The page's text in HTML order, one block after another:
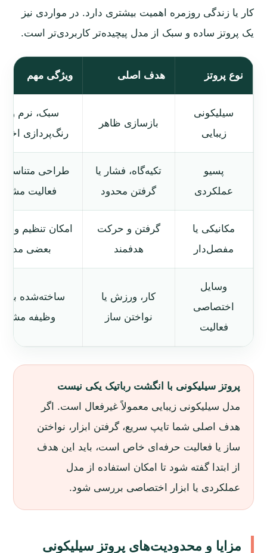
کار یا زندگی روزمره اهمیت بیشتری دارد. در مواردی نیز
یک پروتز ساده و سبک از مدل پیچیده‌تر کاربردی‌تر است.
نوع پروتز هدف اصلی ویژگی مهم
سیلیکونی
زیبایی
بازسازی ظاهر
سبک، نرم و
رنگ‌پردازی
پسیو
عملکردی
تکیه‌گاه، فشار یا
گرفتن محدود
طراحی متناسب
فعالیت
مکانیکی یا
مفصل‌دار
گرفتن و حرکت
هدفمند
امکان تنظیم
بعضی
وسایل
اختصاصی
فعالیت
کار، ورزش یا
نواختن ساز
ساخته‌شده
وظیفه
پروتز سیلیکونی با انگشت رباتیک یکی نیست
مدل سیلیکونی زیبایی معمولاً غیرفعال است. اگر
هدف اصلی شما تایپ سریع، گرفتن ابزار، نواختن
ساز یا فعالیت حرفه‌ای خاص است، باید این هدف
از ابتدا گفته شود تا امکان استفاده از مدل
عملکردی یا ابزار اختصاصی بررسی شود.
مزایا و محدودیت‌های پروتز سیلیکونی